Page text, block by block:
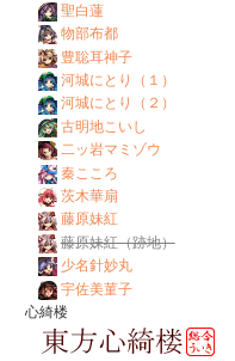
聖白蓮
物部布都
豊聡耳神子
河城にとり（１）
河城にとり（２）
古明地こいし
二ッ岩マミゾウ
秦こころ
茨木華扇
藤原妹紅
藤原妹紅（跡地）
少名針妙丸
宇佐美菫子
心綺楼